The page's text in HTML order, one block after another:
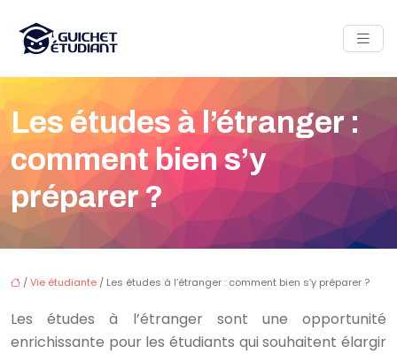
Les études à l’étranger :
comment bien s’y
préparer ?
/Vie étudiante / Les études à l’étranger : comment bien s’y préparer ?
Les études à l’étranger sont une opportunité
enrichissante pour les étudiants qui souhaitent élargir